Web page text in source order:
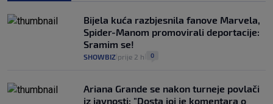
Bijela kuća razbjesnila fanove Marvela,
Spider-Manom promovirali deportacije:
Sramim se!
SHOWBIZ prije 2 h 0
Ariana Grande se nakon turneje povlači
iz javnosti: "Dosta joj je komentara o